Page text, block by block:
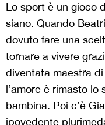
Lo sport è un gioco
siano. Quando
dovuto fare una
tornare a vivere
diventata maestra
l’amore è rimasto
bambina. Poi c’è
ipovedente